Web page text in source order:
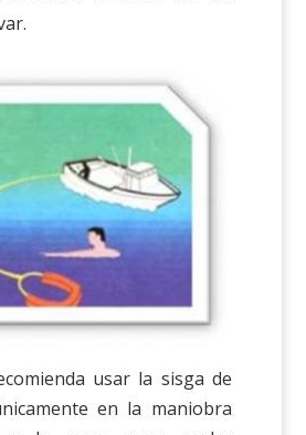
usar la sisga de
en la maniobra